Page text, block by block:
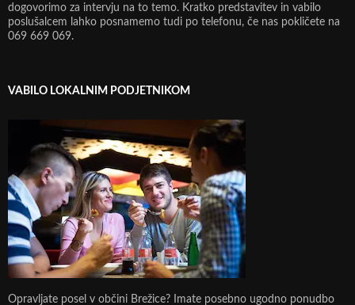
dogovorimo za intervju na to temo. Kratko predstavitev in vabilo
poslušalcem lahko posnamemo tudi po telefonu, če nas pokličete na
069 669 069.
VABILO LOKALNIM PODJETNIKOM
Opravljate posel v občini Brežice? Imate posebno ugodno ponudbo